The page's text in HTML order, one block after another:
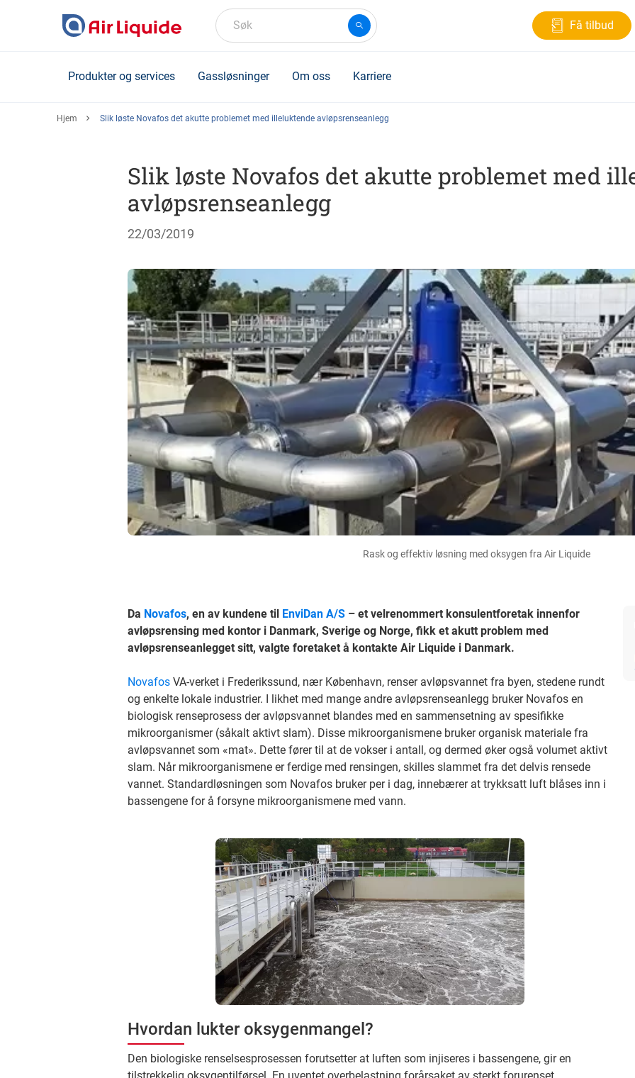
Søk Få tilbud
Produkter og services Gassløsninger Om oss Karriere
Hjem Slik løste Novafos det akutte problemet med illeluktende avløpsrenseanlegg
Slik løste Novafos det akutte problemet med
avløpsrenseanlegg
22/03/2019
Rask og effektiv løsning med oksygen fra Air Liquide
Da Novafos, en av kundene til EnviDan A/S – et velrenommert konsulentforetak innenfor
avløpsrensing med kontor i Danmark, Sverige og Norge, fikk et akutt problem med
avløpsrenseanlegget sitt, valgte foretaket å kontakte Air Liquide i Danmark.
Novafos VA-verket i Frederikssund, nær København, renser avløpsvannet fra byen, stedene rundt
og enkelte lokale industrier. I likhet med mange andre avløpsrenseanlegg bruker Novafos en
biologisk renseprosess der avløpsvannet blandes med en sammensetning av spesifikke
mikroorganismer (såkalt aktivt slam). Disse mikroorganismene bruker organisk materiale fra
avløpsvannet som «mat». Dette fører til at de vokser i antall, og dermed øker også volumet aktivt
slam. Når mikroorganismene er ferdige med rensingen, skilles slammet fra det delvis rensede
vannet. Standardløsningen som Novafos bruker per i dag, innebærer at trykksatt luft blåses inn i
bassengene for å forsyne mikroorganismene med vann.
Hvordan lukter oksygenmangel?
Den biologiske renselsesprosessen forutsetter at luften som injiseres i bassengene, gir en